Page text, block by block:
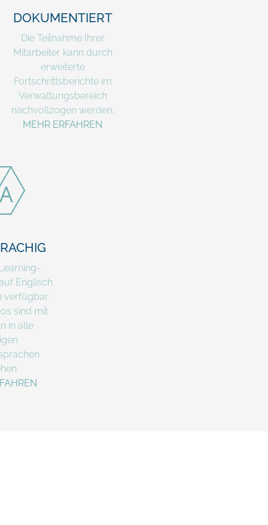
DOKUMENTIERT
Die Teilnahme Ihrer
Mitarbeiter kann durch
erweiterte
Fortschrittsberichte im
Verwaltungsbereich
nachvollzogen werden.
MEHR ERFAHREN
Englisch
verfügbar.
sind mit
in alle